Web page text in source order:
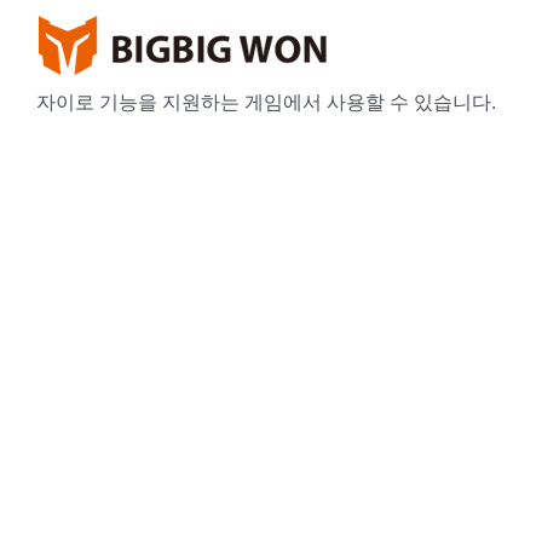
자이로 기능을 지원하는 게임에서 사용할 수 있습니다.